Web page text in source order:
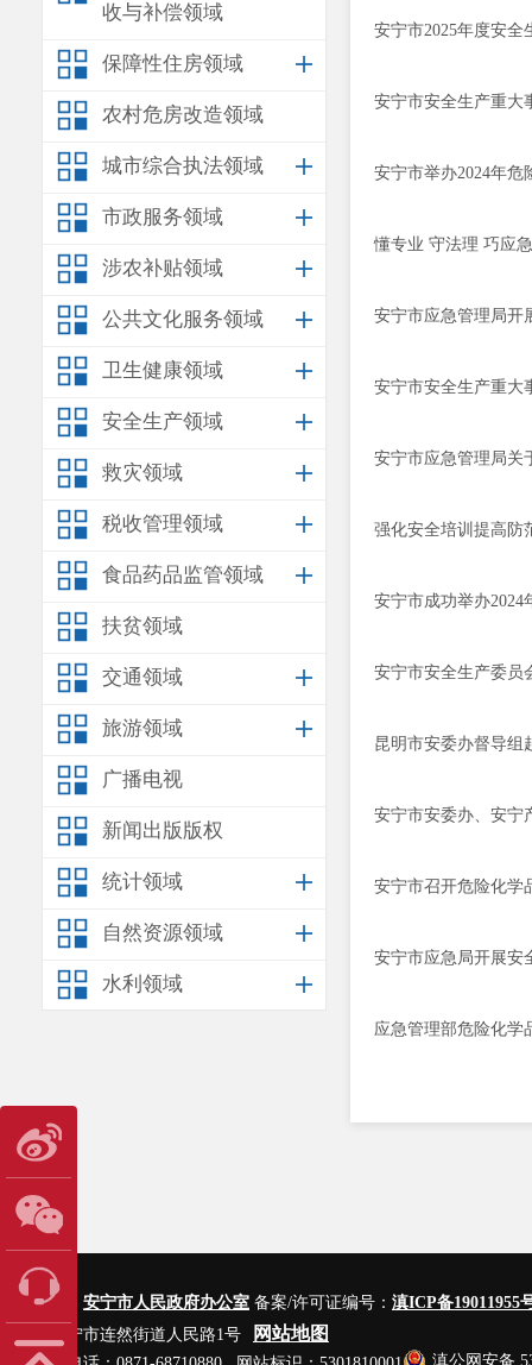
收与补偿领域
保障性住房领域
农村危房改造领域
城市综合执法领域
市政服务领域
涉农补贴领域
公共文化服务领域
卫生健康领域
安全生产领域
救灾领域
税收管理领域
食品药品监管领域
扶贫领域
交通领域
旅游领域
广播电视
新闻出版版权
统计领域
自然资源领域
水利领域
安宁市2025年度安
安宁市安全生产重大
安宁市举办2024年
懂专业 守法理 巧应
安宁市应急管理局开
安宁市安全生产重大
安宁市应急管理局关
强化安全培训提高
安宁市成功举办2024
安宁市安全生产委员
昆明市安委办督导组
安宁市安委办、安宁
安宁市召开危险化学
安宁市应急局开展安
应急管理部危险化学
主办单位： 安宁市人民政府办公室 备案/许可证编号： 滇ICP备19011955
地址：安宁市连然街道人民路1号
网站地图
滇公网安备